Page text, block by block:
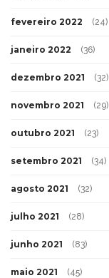
fevereiro 2022 (24)
janeiro 2022 (36)
dezembro 2021 (32)
novembro 2021 (29)
outubro 2021 (23)
setembro 2021 (34)
agosto 2021 (32)
julho 2021 (28)
junho 2021 (83)
maio 2021 (45)